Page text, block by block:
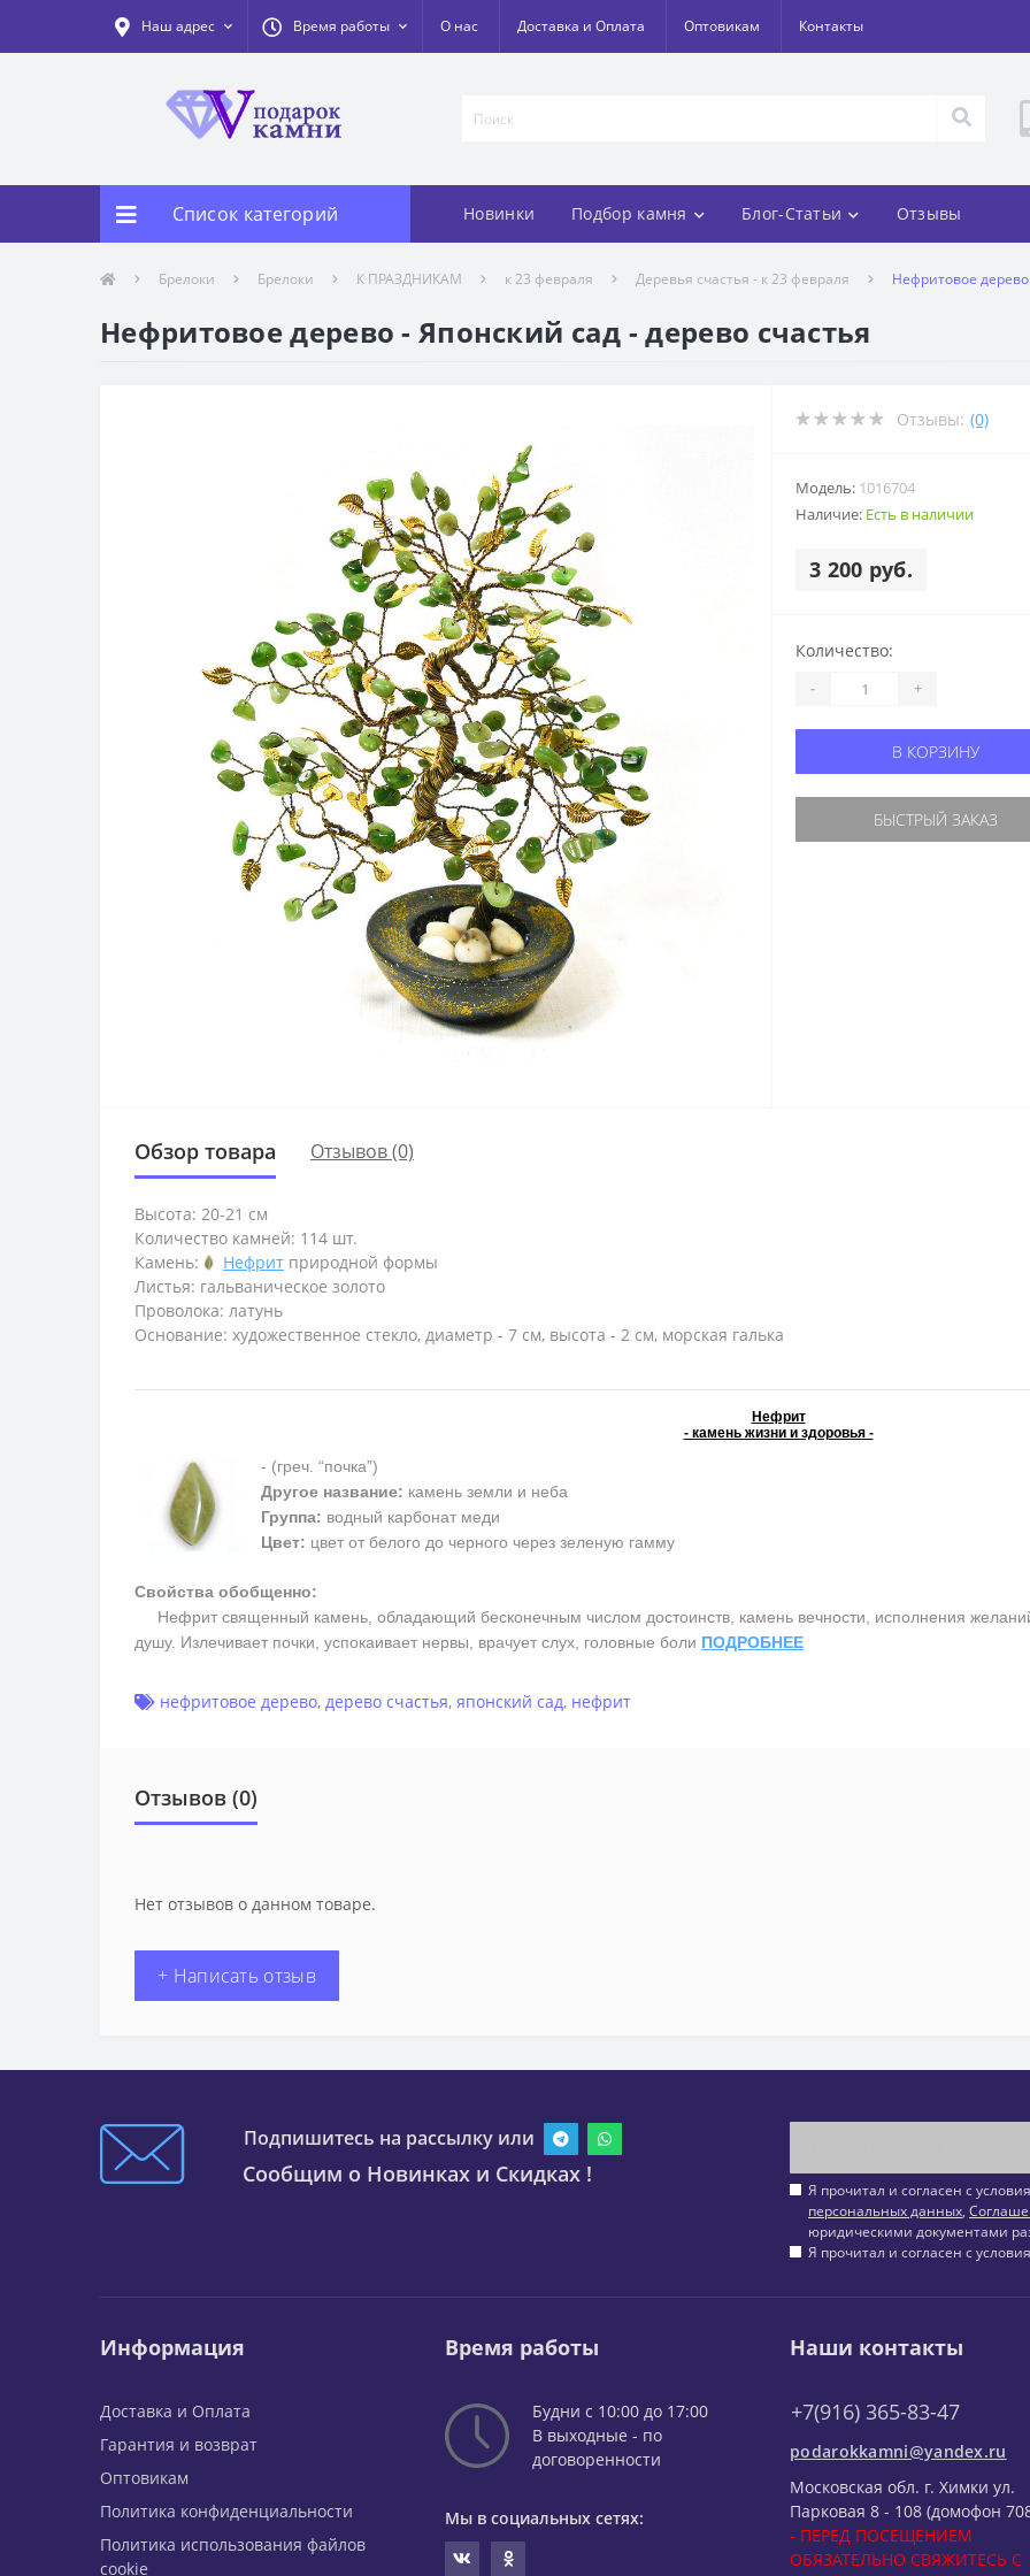
Наш адрес Время работы О нас Доставка и Оплата Оптовикам Контакты
Список категорий Новинки Подбор камня Блог-Статьи Отзывы
Брелоки Брелоки К ПРАЗДНИКАМ к 23 февраля Деревья счастья - к 23 февраля Нефритовое
Нефритовое дерево - Японский сад - дерево счастья
Отзывы: (0)
Модель: 1016704
Наличие: Есть в наличии
3 200 руб.
Количество:
- +
В КОРЗИНУ
БЫСТРЫЙ ЗАКАЗ
Обзор товара Отзывов (0)
Высота: 20-21 см
Количество камней: 114 шт.
Камень:
Нефрит природной формы
Листья: гальваническое золото
Проволока: латунь
Основание: художественное стекло, диаметр - 7 см, высота - 2 см, морская галька
Нефрит
- камень жизни и здоровья -
- (греч. “почка”)
Другое название: камень земли и неба
Группа: водный карбонат меди
Цвет: цвет от белого до черного через зеленую гамму
Свойства обобщенно:
Нефрит священный камень, обладающий бесконечным числом достоинств, камень вечности, исполнения
душу. Излечивает почки, успокаивает нервы, врачует слух, головные боли ПОДРОБНЕЕ
нефритовое дерево, дерево счастья, японский сад, нефрит
Отзывов (0)
Нет отзывов о данном товаре.
+ Написать отзыв
Подпишитесь на рассылку или
Сообщим о Новинках и Скидках !
Я прочитал и согласен с
персональных данных,
юридическими документами
Я прочитал и согласен с
Информация
Доставка и Оплата
Гарантия и возврат
Оптовикам
Политика конфиденциальности
Политика использования файлов
cookie
Время работы
Будни с 10:00 до 17:00
В выходные - по
договоренности
Мы в социальных сетях:
Наши контакты
+7(916) 365-83-47
podarokkamni@yandex.ru
Московская обл. г. Химки ул.
Парковая 8 - 108 (домофон
- ПЕРЕД ПОСЕЩЕНИЕМ
ОБЯЗАТЕЛЬНО СВЯЖИТЕСЬ С